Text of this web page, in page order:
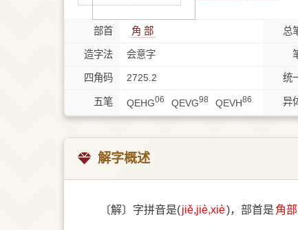
部首 ⾓ 部 总
造字法 会意字
四角码 2725.2 统
五笔 QEHG06 QEVG98 QEVH86 异
解字概述
〔解〕字拼音是(jiě,jiè,xiè)，部首是 ⾓部